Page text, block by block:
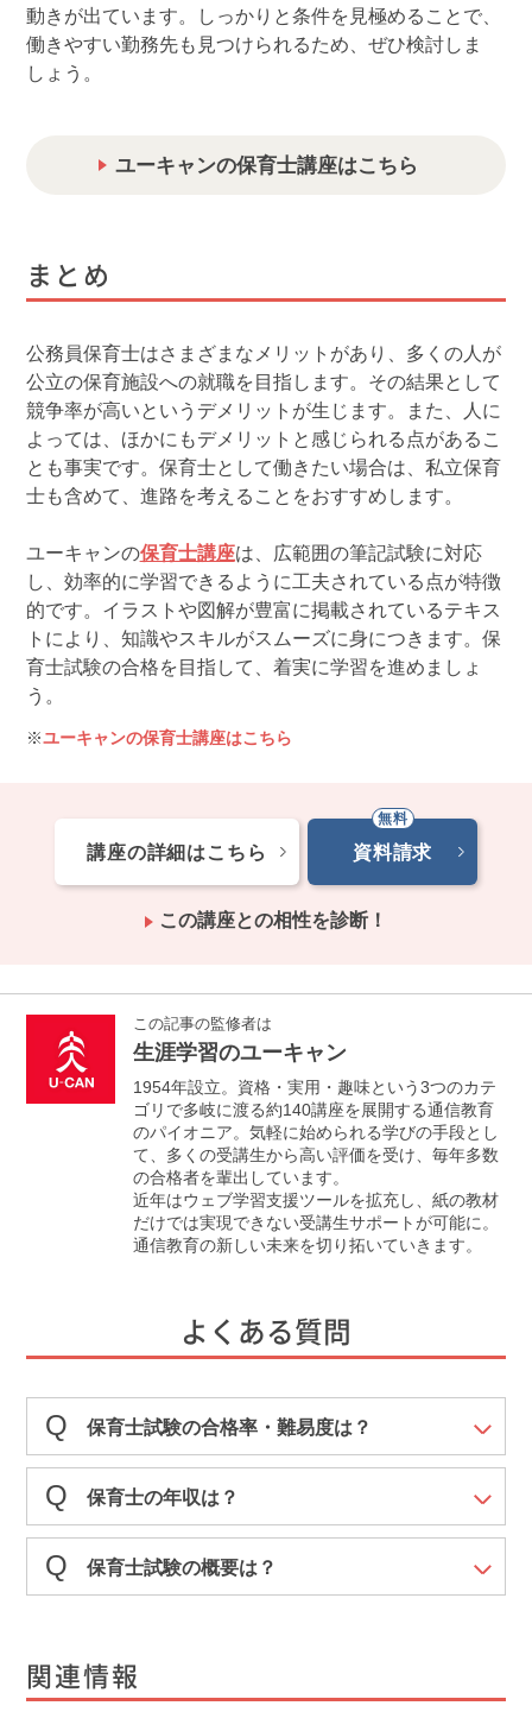
動きが出ています。しっかりと条件を見極めることで、
働きやすい勤務先も見つけられるため、ぜひ検討しま
しょう。
ユーキャンの保育士講座はこちら
まとめ
公務員保育士はさまざまなメリットがあり、多くの人が
公立の保育施設への就職を目指します。その結果として
競争率が高いというデメリットが生じます。また、人に
よっては、ほかにもデメリットと感じられる点があるこ
とも事実です。保育士として働きたい場合は、私立保育
士も含めて、進路を考えることをおすすめします。
ユーキャンの保育士講座は、広範囲の筆記試験に対応
し、効率的に学習できるように工夫されている点が特徴
的です。イラストや図解が豊富に掲載されているテキス
トにより、知識やスキルがスムーズに身につきます。保
育士試験の合格を目指して、着実に学習を進めましょ
う。
ユーキャンの保育士講座はこちら
講座の詳細はこちら 資料請求
この講座との相性を診断！
この記事の監修者は
生涯学習のユーキャン
1954年設立。資格・実用・趣味という3つのカテ
ゴリで多岐に渡る約140講座を展開する通信教育
のパイオニア。気軽に始められる学びの手段とし
て、多くの受講生から高い評価を受け、毎年多数
の合格者を輩出しています。
近年はウェブ学習支援ツールを拡充し、紙の教材
だけでは実現できない受講生サポートが可能に。
通信教育の新しい未来を切り拓いていきます。
よくある質問
保育士試験の合格率・難易度は？
保育士の年収は？
保育士試験の概要は？
関連情報